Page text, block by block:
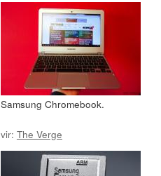
Samsung Chromebook.
vir: The Verge